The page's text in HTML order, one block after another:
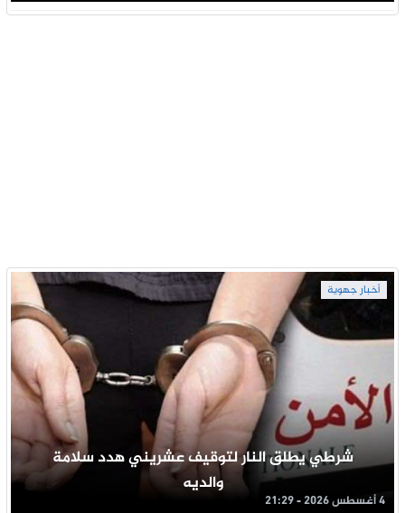
أخبار جهوية
شرطي يطلق النار لتوقيف عشريني هدد سلامة
والديه
4 أغسطس 2026 - 21:29